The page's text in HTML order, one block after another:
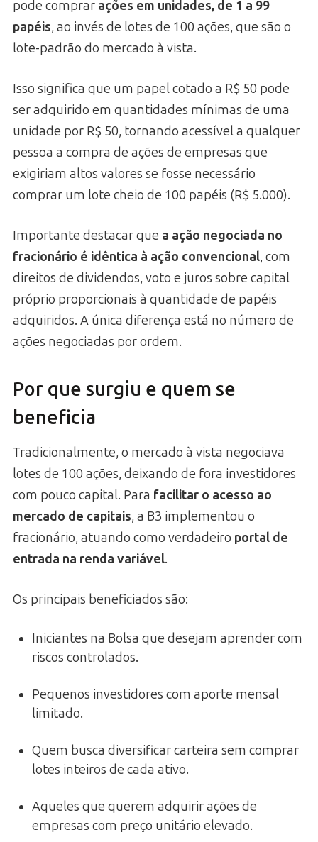
pode comprar ações em unidades, de 1 a 99
papéis, ao invés de lotes de 100 ações, que são o
lote-padrão do mercado à vista.
Isso significa que um papel cotado a R$ 50 pode
ser adquirido em quantidades mínimas de uma
unidade por R$ 50, tornando acessível a qualquer
pessoa a compra de ações de empresas que
exigiriam altos valores se fosse necessário
comprar um lote cheio de 100 papéis (R$ 5.000).
Importante destacar que a ação negociada no
fracionário é idêntica à ação convencional, com
direitos de dividendos, voto e juros sobre capital
próprio proporcionais à quantidade de papéis
adquiridos. A única diferença está no número de
ações negociadas por ordem.
Por que surgiu e quem se
beneficia
Tradicionalmente, o mercado à vista negociava
lotes de 100 ações, deixando de fora investidores
com pouco capital. Para facilitar o acesso ao
mercado de capitais, a B3 implementou o
fracionário, atuando como verdadeiro portal de
entrada na renda variável.
Os principais beneficiados são:
Iniciantes na Bolsa que desejam aprender com
riscos controlados.
Pequenos investidores com aporte mensal
limitado.
Quem busca diversificar carteira sem comprar
lotes inteiros de cada ativo.
Aqueles que querem adquirir ações de
empresas com preço unitário elevado.